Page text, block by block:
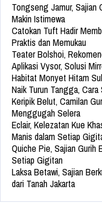
Tongseng Jamur, Sajian
Makin Istimewa
Catokan Tuft Hadir
Praktis dan Memukau
Teater Bolshoi,
Aplikasi Vysor, Solusi
Habitat Monyet Hitam
Naik Turun Tangga,
Keripik Belut, Camilan
Menggugah Selera
Eclair, Kelezatan Kue
Manis dalam Setiap
Quiche Pie, Sajian Gurih
Setiap Gigitan
Laksa Betawi, Sajian
dari Tanah Jakarta